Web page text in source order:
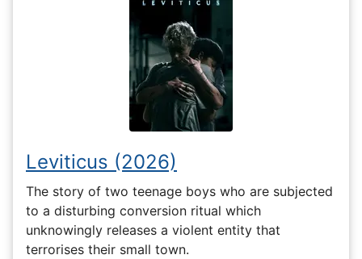
Leviticus (2026)
The story of two teenage boys who are subjected
to a disturbing conversion ritual which
unknowingly releases a violent entity that
terrorises their small town.